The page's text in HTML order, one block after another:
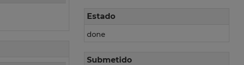
Estado
done
Submetido